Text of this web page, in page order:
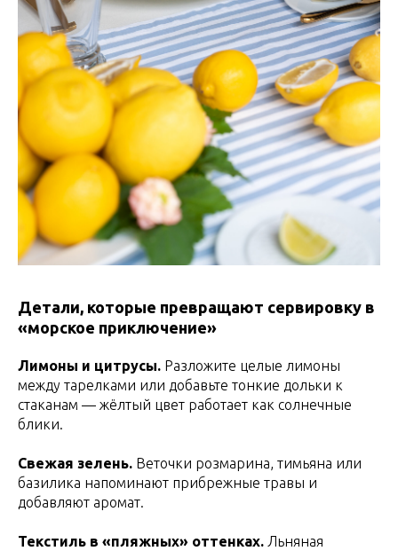
Детали, которые превращают сервировку в
«морское приключение»
Лимоны и цитрусы. Разложите целые лимоны
между тарелками или добавьте тонкие дольки к
стаканам — жёлтый цвет работает как солнечные
блики.
Свежая зелень. Веточки розмарина, тимьяна или
базилика напоминают прибрежные травы и
добавляют аромат.
Текстиль в «пляжных» оттенках. Льняная